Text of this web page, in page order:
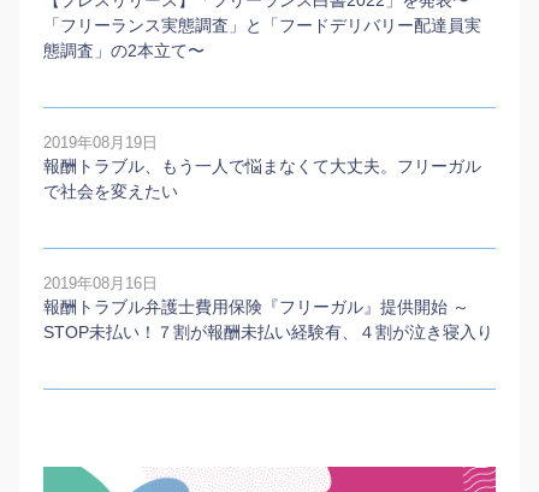
「フリーランス実態調査」と「フードデリバリー配達員実
態調査」の2本⽴て〜
2019年08月19日
報酬トラブル、もう一人で悩まなくて大丈夫。フリーガル
で社会を変えたい
2019年08月16日
報酬トラブル弁護士費用保険『フリーガル』提供開始 ～
STOP未払い！７割が報酬未払い経験有、４割が泣き寝入り